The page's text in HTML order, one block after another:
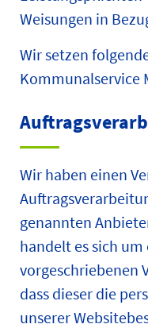
Weisungen in
Wir setzen
Kommunalservice
Wir haben einen
genannten
handelt es sich
vorgeschriebenen
dass dieser die
unserer